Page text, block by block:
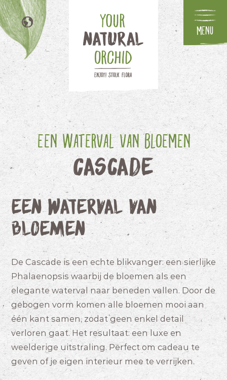
EN
DE
FR
IT
Menu
Een waterval van bloemen
Cascade
Een waterval van
bloemen
De Cascade is een echte blikvanger: een sierlijke
Phalaenopsis waarbij de bloemen als een
elegante waterval naar beneden vallen. Door de
gebogen vorm komen alle bloemen mooi aan
één kant samen, zodat geen enkel detail
verloren gaat. Het resultaat: een luxe en
weelderige uitstraling. Perfect om cadeau te
geven of je eigen interieur mee te verrijken.